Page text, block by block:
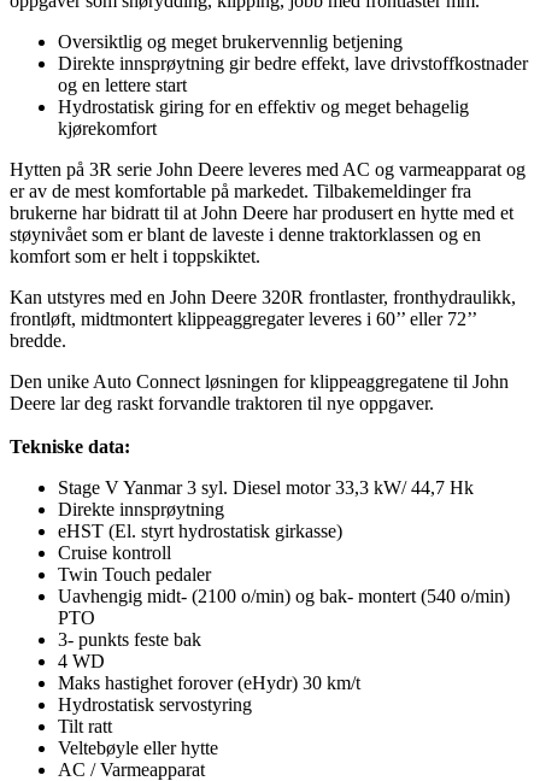
Oversiktlig og meget brukervennlig betjening
Direkte innsprøytning gir bedre effekt, lave drivstoffkostnader
og en lettere start
Hydrostatisk giring for en effektiv og meget behagelig
kjørekomfort
Hytten på 3R serie John Deere leveres med AC og varmeapparat og
er av de mest komfortable på markedet. Tilbakemeldinger fra
brukerne har bidratt til at John Deere har produsert en hytte med et
støynivået som er blant de laveste i denne traktorklassen og en
komfort som er helt i toppskiktet.
Kan utstyres med en John Deere 320R frontlaster, fronthydraulikk,
frontløft, midtmontert klippeaggregater leveres i 60’’ eller 72’’
bredde.
Den unike Auto Connect løsningen for klippeaggregatene til John
Deere lar deg raskt forvandle traktoren til nye oppgaver.
Tekniske data:
Stage V Yanmar 3 syl. Diesel motor 33,3 kW/ 44,7 Hk
Direkte innsprøytning
eHST (El. styrt hydrostatisk girkasse)
Cruise kontroll
Twin Touch pedaler
Uavhengig midt- (2100 o/min) og bak- montert (540 o/min)
PTO
3- punkts feste bak
4 WD
Maks hastighet forover (eHydr) 30 km/t
Hydrostatisk servostyring
Tilt ratt
Veltebøyle eller hytte
AC / Varmeapparat